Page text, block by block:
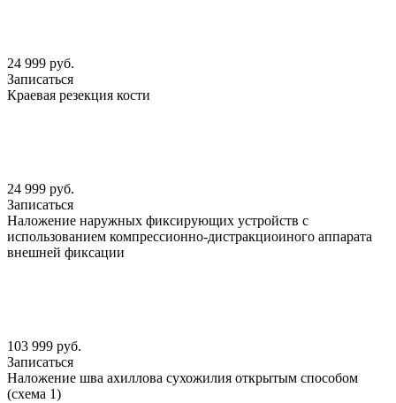
24 999 руб.
Записаться
Краевая резекция кости
24 999 руб.
Записаться
Наложение наружных фиксирующих устройств с
использованием компрессионно-дистракциоиного аппарата
внешней фиксации
103 999 руб.
Записаться
Наложение шва ахиллова сухожилия открытым способом
(схема 1)